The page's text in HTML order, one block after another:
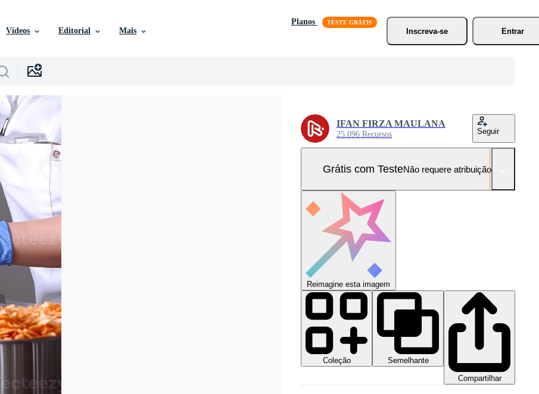
Vídeos Editorial Mais
Planos
Inscreva-se
Entrar
IFAN FIRZA MAULANA
25.096 Recursos Seguir
Grátis com TesteNão requere atribuição!
Reimagine esta imagem
Coleção
Semelhante
Compartilhar